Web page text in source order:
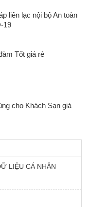
liên lạc nội bộ An toàn
19
Tốt giá rẻ
cho Khách Sạn giá
LIỆU CÁ NHÂN